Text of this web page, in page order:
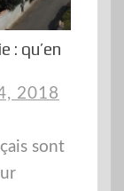
: qu’en
2018
sont